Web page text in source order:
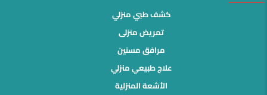
كشف طبي منزلي
تمريض منزلى
مرافق مسنين
علاج طبيعي منزلي
الأشعة المنزلية